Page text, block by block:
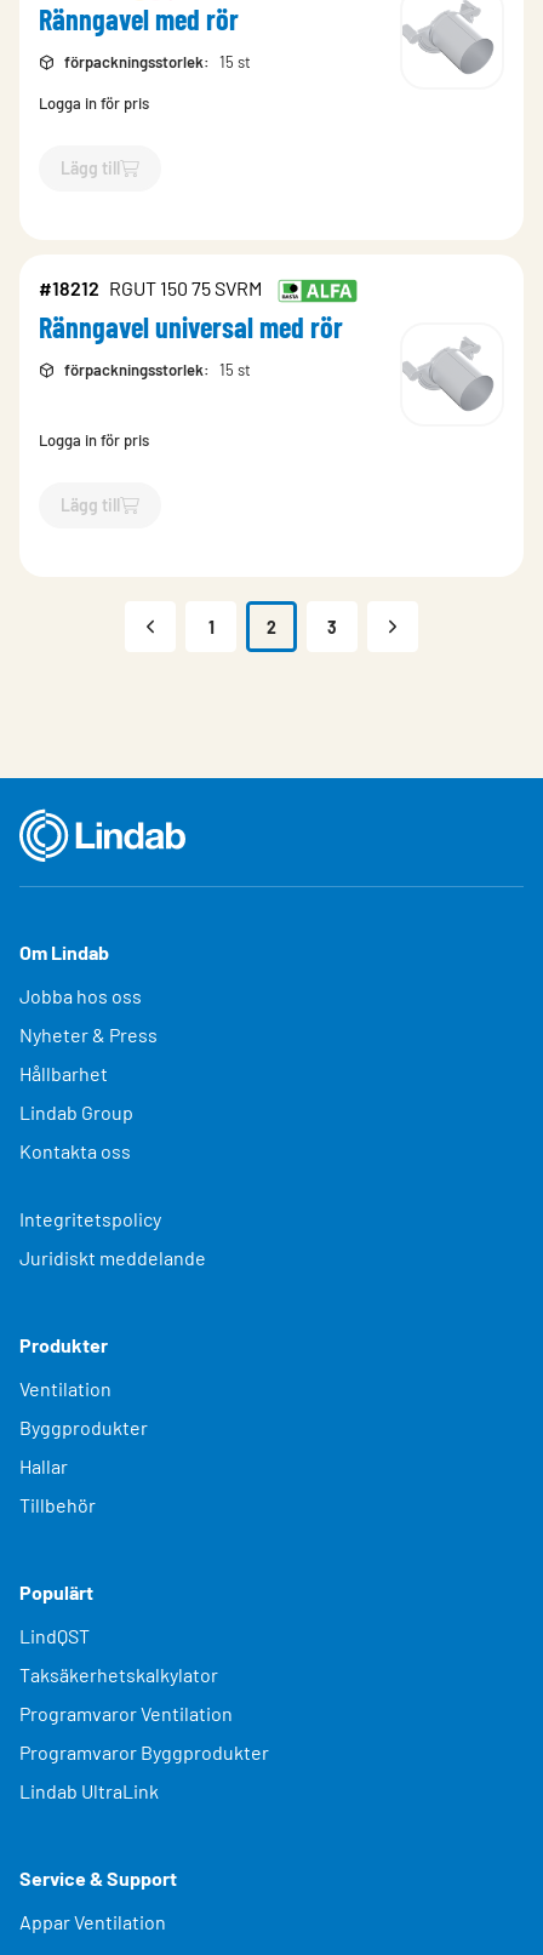
Ränngavel med rör
förpackningsstorlek: 15 st
Logga in för pris
Lägg till
`$Lägg till
#18212 RGUT 150 75 SVRM
Ränngavel universal med rör
förpackningsstorlek: 15 st
Logga in för pris
Lägg till
`$Lägg till
1 2 3
Om Lindab
Jobba hos oss
Nyheter & Press
Hållbarhet
Lindab Group
Kontakta oss
Integritetspolicy
Juridiskt meddelande
Produkter
Ventilation
Byggprodukter
Hallar
Tillbehör
Populärt
LindQST
Taksäkerhetskalkylator
Programvaror Ventilation
Programvaror Byggprodukter
Lindab UltraLink
Service & Support
Appar Ventilation